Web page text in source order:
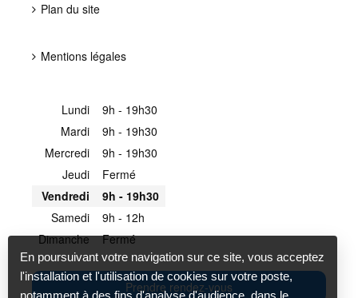
Plan du site
Mentions légales
Lundi
9h - 19h30
Mardi
9h - 19h30
Mercredi
9h - 19h30
Jeudi
Fermé
Vendredi
9h - 19h30
Samedi
9h - 12h
Dimanche
Fermé
Prendre rendez-vous
En poursuivant votre navigation sur ce site, vous acceptez
l'installation et l'utilisation de cookies sur votre poste,
notamment à des fins d'analyse d'audience, dans le